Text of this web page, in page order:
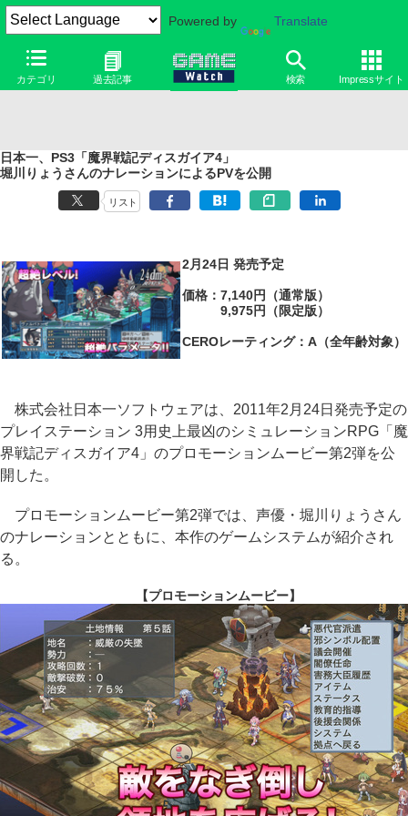
Powered by Translate
カテゴリ 過去記事 検索 Impressサイト
日本一、PS3「魔界戦記ディスガイア4」
堀川りょうさんのナレーションによるPVを公開
リスト
2月24日 発売予定
価格：7,140円（通常版）
9,975円（限定版）
CEROレーティング：A（全年齢対象）
株式会社日本一ソフトウェアは、2011年2月24日発売予定の
プレイステーション 3用史上最凶のシミュレーションRPG「魔
界戦記ディスガイア4」のプロモーションムービー第2弾を公
開した。
プロモーションムービー第2弾では、声優・堀川りょうさん
のナレーションとともに、本作のゲームシステムが紹介され
る。
【プロモーションムービー】